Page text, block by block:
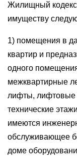
Жилищный кодекс
имуществу
1) помещения в
квартир и
одного
межквартирные
лифты, лифтовые
технические
имеются
обслуживающее
доме